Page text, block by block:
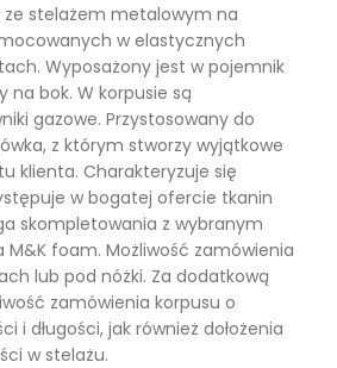
ze stelażem metalowym na
w elastycznych
Wyposażony jest w pojemnik
na bok. W korpusie są
gazowe. Przystosowany do
z którym stworzy wyjątkowe
klienta. Charakteryzuje się
w bogatej ofercie tkanin
skompletowania z wybranym
foam. Możliwość zamówienia
lub pod nóżki. Za dodatkową
zamówienia korpusu o
i długości, jak również dołożenia
w stelażu.